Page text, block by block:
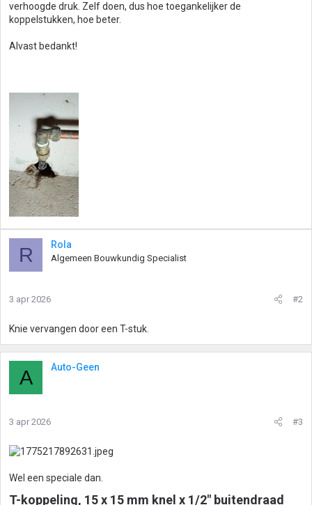
verhoogde druk. Zelf doen, dus hoe toegankelijker de
koppelstukken, hoe beter.
Alvast bedankt!
R Rola
Algemeen Bouwkundig Specialist
3 apr 2026 #2
Knie vervangen door een T-stuk.
A Auto-Geen
3 apr 2026 #3
Wel een speciale dan.
T-koppeling, 15 x 15 mm knel x 1/2" buitendraad​